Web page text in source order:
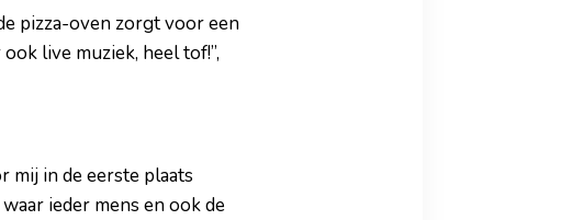
pizza-oven zorgt voor een
live muziek, heel tof!”,
mij in de eerste plaats
ieder mens en ook de